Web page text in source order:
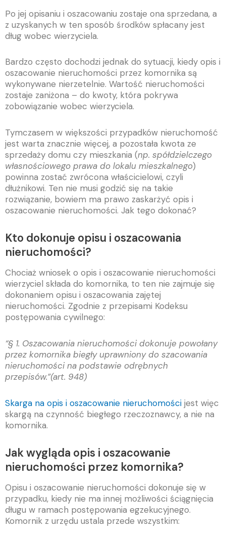
Po jej opisaniu i oszacowaniu zostaje ona sprzedana, a
z uzyskanych w ten sposób środków spłacany jest
dług wobec wierzyciela.
Bardzo często dochodzi jednak do sytuacji, kiedy opis i
oszacowanie nieruchomości przez komornika są
wykonywane nierzetelnie. Wartość nieruchomości
zostaje zaniżona – do kwoty, która pokrywa
zobowiązanie wobec wierzyciela.
Tymczasem w większości przypadków nieruchomość
jest warta znacznie więcej, a pozostała kwota ze
sprzedaży domu czy mieszkania (np. spółdzielczego
własnościowego prawa do lokalu mieszkalnego)
powinna zostać zwrócona właścicielowi, czyli
dłużnikowi. Ten nie musi godzić się na takie
rozwiązanie, bowiem ma prawo zaskarżyć opis i
oszacowanie nieruchomości. Jak tego dokonać?
Kto dokonuje opisu i oszacowania
nieruchomości?
Chociaż wniosek o opis i oszacowanie nieruchomości
wierzyciel składa do komornika, to ten nie zajmuje się
dokonaniem opisu i oszacowania zajętej
nieruchomości. Zgodnie z przepisami Kodeksu
postępowania cywilnego:
“§ 1. Oszacowania nieruchomości dokonuje powołany
przez komornika biegły uprawniony do szacowania
nieruchomości na podstawie odrębnych
przepisów.”(art. 948)
Skarga na opis i oszacowanie nieruchomości jest więc
skargą na czynność biegłego rzeczoznawcy, a nie na
komornika.
Jak wygląda opis i oszacowanie
nieruchomości przez komornika?
Opisu i oszacowanie nieruchomości dokonuje się w
przypadku, kiedy nie ma innej możliwości ściągnięcia
długu w ramach postępowania egzekucyjnego.
Komornik z urzędu ustala przede wszystkim: